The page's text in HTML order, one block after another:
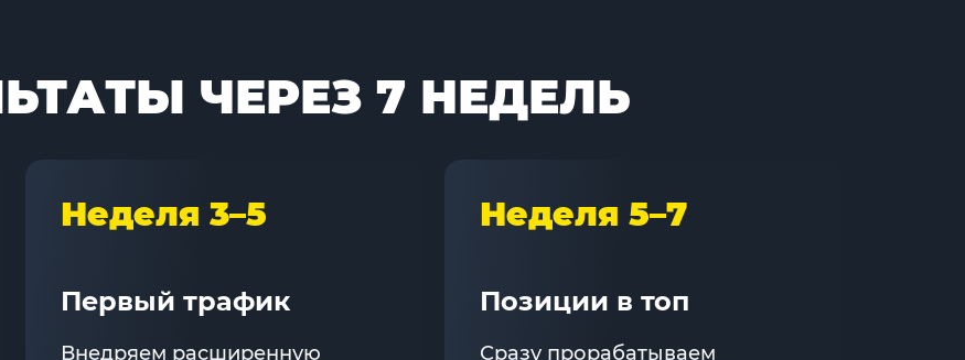
ЧЕРЕЗ 7 НЕДЕЛЬ
Неделя 3–5
Первый трафик
Внедряем расширенную
Неделя 5–7
Позиции в топ
Сразу прорабатываем